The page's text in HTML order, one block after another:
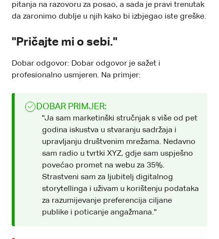
pitanja na razovoru za posao, a sada je pravi trenutak
da zaronimo dublje u njih kako bi izbjegao iste greške.
"Pričajte mi o sebi."
Dobar odgovor: Dobar odgovor je sažet i
profesionalno usmjeren. Na primjer:
DOBAR PRIMJER:
"Ja sam marketinški stručnjak s više od pet
godina iskustva u stvaranju sadržaja i
upravljanju društvenim mrežama. Nedavno
sam radio u tvrtki XYZ, gdje sam uspješno
povećao promet na webu za 35%.
Strastveni sam za ljubitelj digitalnog
storytellinga i uživam u korištenju podataka
za razumijevanje preferencija ciljane
publike i poticanje angažmana."